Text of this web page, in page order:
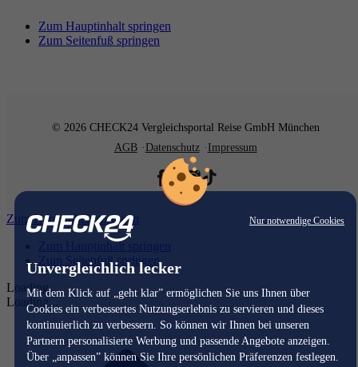
Nur notwendige Cookies
Unvergleichlich lecker
Mit dem Klick auf „geht klar” ermöglichen Sie uns Ihnen über
Cookies ein verbessertes Nutzungserlebnis zu servieren und dieses
kontinuierlich zu verbessern. So können wir Ihnen bei unseren
Partnern personalisierte Werbung und passende Angebote anzeigen.
Über „anpassen” können Sie Ihre persönlichen Präferenzen festlegen.
Zum Hauptinhalt springen
Zum Seitenfuß springen
© 2026 CHECK24 Vergleichsportal Reise GmbH München
AGB
Datenschutz Impressum
Zum Hauptinhalt springen
Zum Hauptinhalt springen
Zum Seitenfuß springen
Loading...
Loading...